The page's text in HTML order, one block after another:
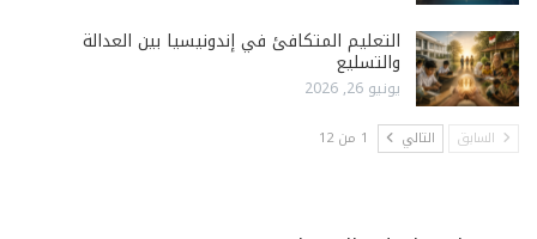
التعليم المتكافئ في إندونيسيا بين العدالة
والتسليع
يونيو 26, 2026
السابق التالي 1 من 12